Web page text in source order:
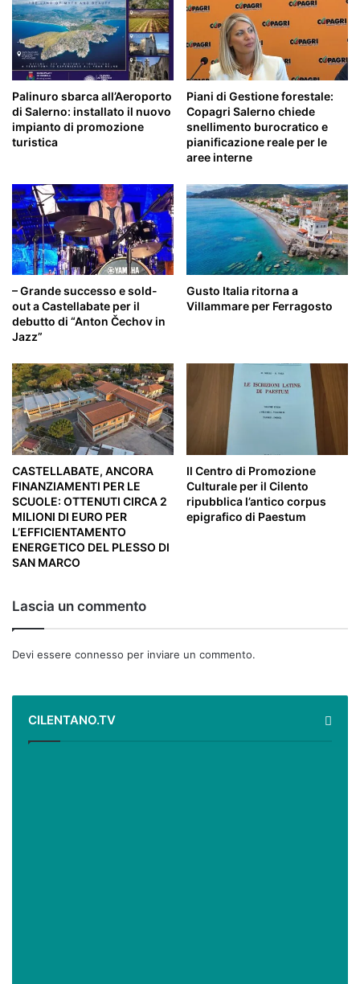
Palinuro sbarca all’Aeroporto
di Salerno: installato il nuovo
impianto di promozione
turistica
Piani di Gestione forestale:
Copagri Salerno chiede
snellimento burocratico e
pianificazione reale per le
aree interne
– Grande successo e sold-
out a Castellabate per il
debutto di “Anton Čechov in
Jazz”
Gusto Italia ritorna a
Villammare per Ferragosto
CASTELLABATE, ANCORA
FINANZIAMENTI PER LE
SCUOLE: OTTENUTI CIRCA 2
MILIONI DI EURO PER
L’EFFICIENTAMENTO
ENERGETICO DEL PLESSO DI
SAN MARCO
Il Centro di Promozione
Culturale per il Cilento
ripubblica l’antico corpus
epigrafico di Paestum
Lascia un commento
Devi essere connesso per inviare un commento.
CILENTANO.TV